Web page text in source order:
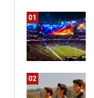
01
02